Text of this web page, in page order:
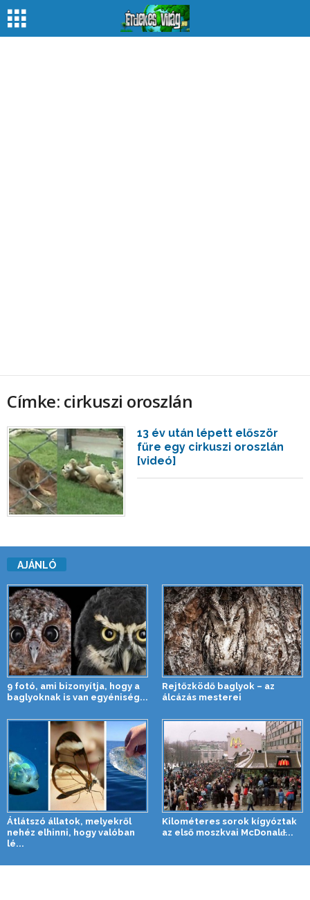
Címke: cirkuszi oroszlán
13 év után lépett először
fűre egy cirkuszi oroszlán
[videó]
AJÁNLÓ
9 fotó, ami bizonyítja, hogy a
baglyoknak is van egyéniség...
Rejtőzködő baglyok – az
álcázás mesterei
Átlátszó állatok, melyekről
nehéz elhinni, hogy valóban
lé...
Kilométeres sorok kígyóztak
az első moszkvai McDonald̵...